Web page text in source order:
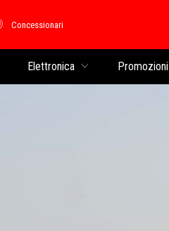
Concessionari
Concessionari
Elettronica Promozioni